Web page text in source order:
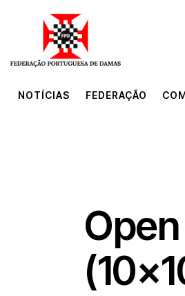
NOTÍCIAS
NOTÍCIAS FEDERAÇÃO